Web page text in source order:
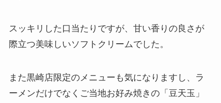
スッキリした口当たりですが、甘い香りの良さが
際立つ美味しいソフトクリームでした。
また黒崎店限定のメニューも気になりますし、ラ
ーメンだけでなくご当地お好み焼きの「豆天玉」